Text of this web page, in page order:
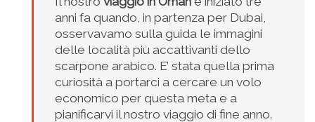
anni fa quando, in partenza per Dubai,
osservavamo sulla guida le immagini
delle località più accattivanti dello
scarpone arabico. E’ stata quella prima
curiosità a portarci a cercare un volo
economico per questa meta e a
pianificarvi il nostro viaggio di fine anno.